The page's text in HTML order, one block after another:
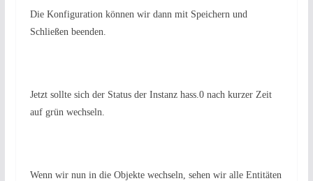
Die Konfiguration können wir dann mit Speichern und
Schließen beenden.
Jetzt sollte sich der Status der Instanz hass.0 nach kurzer Zeit
auf grün wechseln.
Wenn wir nun in die Objekte wechseln, sehen wir alle Entitäten